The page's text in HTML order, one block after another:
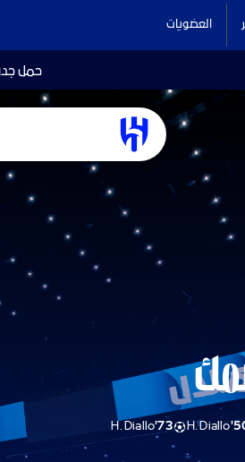
العضويات
حمل
H. Diallo
H. Diallo73'